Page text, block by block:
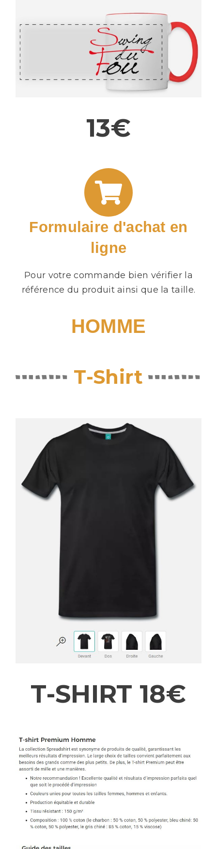
13€
Formulaire d'achat en
ligne
Pour votre commande bien vérifier la
référence du produit ainsi que la taille.
HOMME
T-Shirt
T-SHIRT 18€